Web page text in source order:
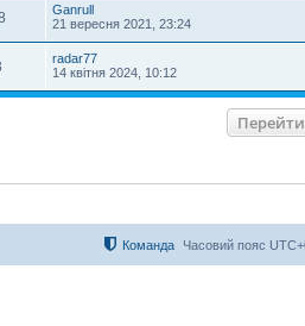
Ganrull
21 вересня 2021, 23:24
radar77
14 квітня 2024, 10:12
Перейти
Часовий пояс
Команда